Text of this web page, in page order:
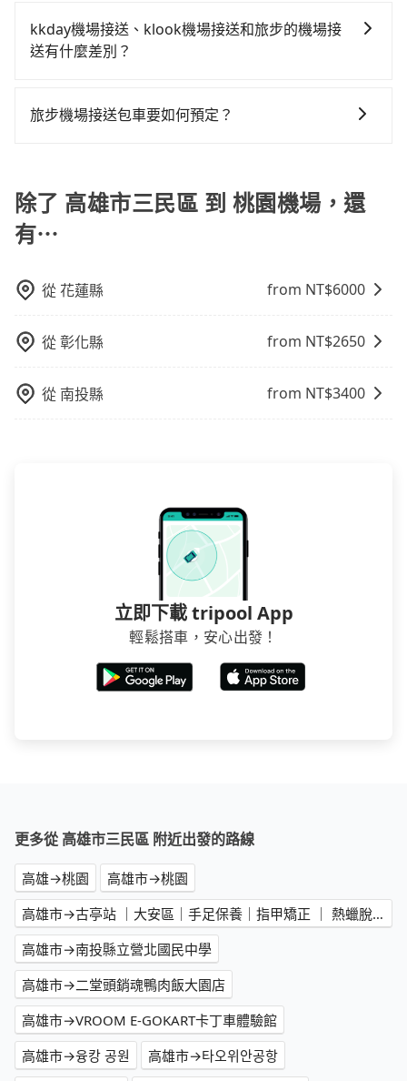
節省50%的交通費用。
時間減少而提前落地，可在落地後直接與司機電話聯
繫，司機只要車上無乘客或已經在機場周邊，會盡快配
李。此外，旅步的司機都是經過嚴格篩選和培訓的專業
司機，為您提供更加安全和穩定的機場接送服務。
推薦的首選。旅步提供多種車型選擇、透明的價格以及
優質的客服服務。還同步提供共乘服務，讓客戶有更經
kkday機場接送、klook機場接送和旅步的機場接
送有什麼差別？
和專業服務，並提供線上客服服務及優於業界的取消政
旅步機場接送包車要如何預定？
2.選擇乘車人數和行李數量。 3.選擇適合的車型並查看
報價。 4.選擇日期和時間，並填寫乘客資訊和航班資
訊。 5.完成付款，預定成功後會收到確認信件
除了 高雄市三民區 到 桃園機場，還
有⋯
從花蓮縣 from NT$6000
從彰化縣 from NT$2650
從 南投縣 from NT$3400
立即下載 tripool App
輕鬆搭車，安心出發！
更多從 高雄市三民區 附近出發的路線
高雄→桃園
高雄市→桃園
高雄市→古亭站 ｜大安區｜手足保養｜指甲矯正 ｜ 熱蠟脫毛專門店
高雄市→南投縣立營北國民中學
高雄市→二堂頭銷魂鴨肉飯大園店
高雄市→VROOM E-GOKART卡丁車體驗館
高雄市→융캉 공원
高雄市→타오위안공항